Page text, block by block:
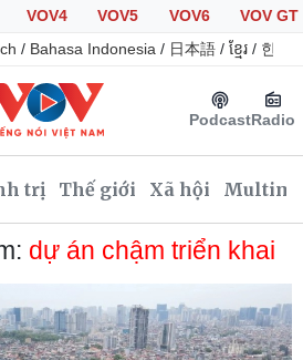
VOV4 VOV5 VOV6
VOV GT
/ Bahasa Indonesia / 日本語 / ខ្មែរ / 한국
PodcastRadio
trị Thế giới Xã hội
Xã hội
Tin 24h
dự án chậm triển khai